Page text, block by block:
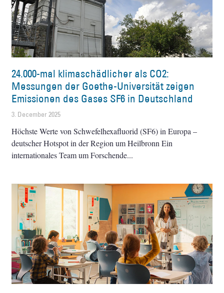
24.000-mal klimaschädlicher als CO2:
Messungen der Goethe-Universität zeigen
Emissionen des Gases SF6 in Deutschland
3. December 2025
Höchste Werte von Schwefelhexafluorid (SF6) in Europa –
deutscher Hotspot in der Region um Heilbronn Ein
internationales Team um Forschende